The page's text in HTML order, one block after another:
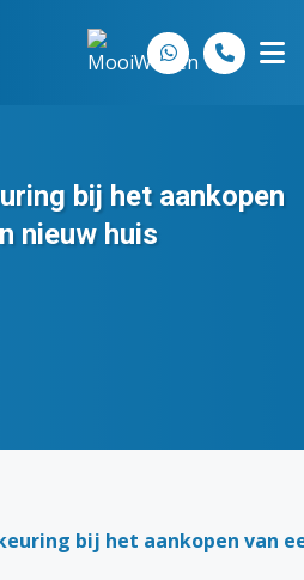
bij het aankopen
nieuw huis
bij het aankopen van